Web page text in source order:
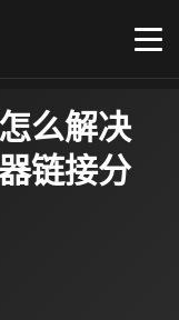
么解决
链接分